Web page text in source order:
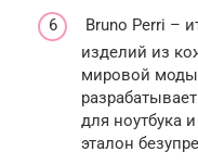
Bruno Perri –
изделий из
мировой
для ноутбука
эталон